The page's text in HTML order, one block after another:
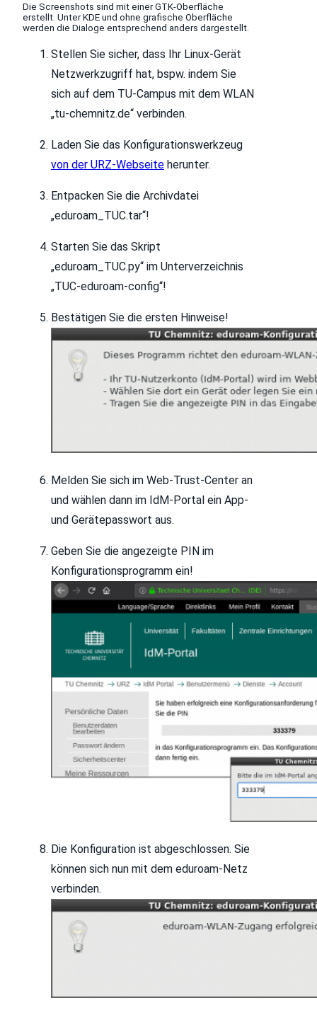
Die Screenshots sind mit einer GTK-Oberfläche
erstellt. Unter KDE und ohne grafische Oberfläche
werden die Dialoge entsprechend anders dargestellt.
Stellen Sie sicher, dass Ihr Linux-Gerät
Netzwerkzugriff hat, bspw. indem Sie
sich auf dem TU-Campus mit dem WLAN
„tu-chemnitz.de“ verbinden.
Laden Sie das Konfigurationswerkzeug
von der URZ-Webseite herunter.
Entpacken Sie die Archivdatei
„eduroam_TUC.tar“!
Starten Sie das Skript
„eduroam_TUC.py“ im Unterverzeichnis
„TUC-eduroam-config“!
Bestätigen Sie die ersten Hinweise!
Melden Sie sich im Web-Trust-Center an
und wählen dann im IdM-Portal ein App-
und Gerätepasswort aus.
Geben Sie die angezeigte PIN im
Konfigurationsprogramm ein!
Die Konfiguration ist abgeschlossen. Sie
können sich nun mit dem eduroam-Netz
verbinden.